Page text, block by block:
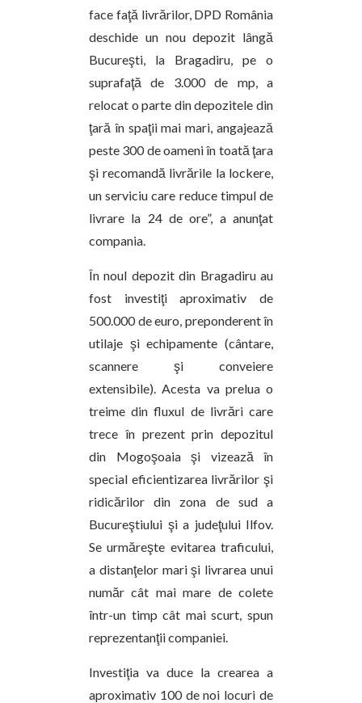
face faţă livrărilor, DPD România
deschide un nou depozit lângă
Bucureşti, la Bragadiru, pe o
suprafaţă de 3.000 de mp, a
relocat o parte din depozitele din
ţară în spaţii mai mari, angajează
peste 300 de oameni în toată ţara
şi recomandă livrările la lockere,
un serviciu care reduce timpul de
livrare la 24 de ore”, a anunţat
compania.
În noul depozit din Bragadiru au
fost investiţi aproximativ de
500.000 de euro, preponderent în
utilaje şi echipamente (cântare,
scannere şi conveiere
extensibile). Acesta va prelua o
treime din fluxul de livrări care
trece în prezent prin depozitul
din Mogoşoaia şi vizează în
special eficientizarea livrărilor şi
ridicărilor din zona de sud a
Bucureştiului şi a judeţului Ilfov.
Se urmăreşte evitarea traficului,
a distanţelor mari şi livrarea unui
număr cât mai mare de colete
într-un timp cât mai scurt, spun
reprezentanţii companiei.
Investiţia va duce la crearea a
aproximativ 100 de noi locuri de